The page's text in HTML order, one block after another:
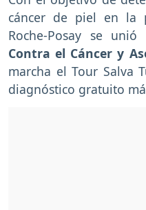
cáncer de piel en la
Roche-Posay se
Contra el Cáncer y
marcha el Tour Salva
diagnóstico gratuito